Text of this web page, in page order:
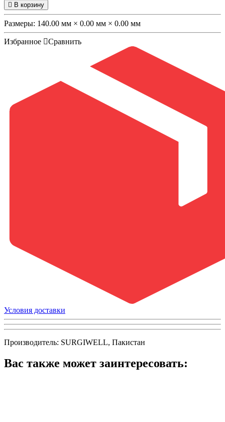
В корзину
Размеры: 140.00 мм × 0.00 мм × 0.00 мм
Избранное Сравнить
Условия доставки
Производитель: SURGIWELL, Пакистан
Вас также может заинтересовать: